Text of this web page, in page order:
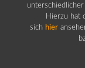
Hierzu hat
sich hier